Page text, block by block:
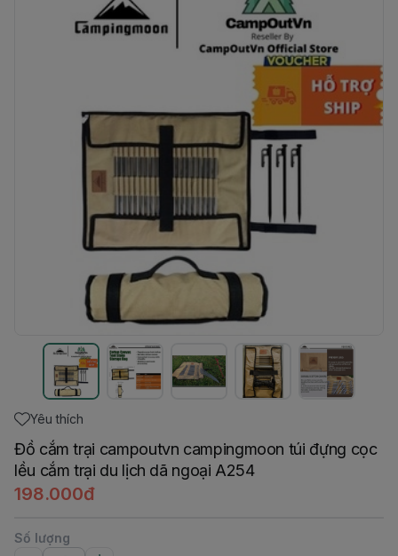
Yêu thích
Đồ cắm trại campoutvn campingmoon túi đựng cọc
lều cắm trại du lịch dã ngoại A254
198.000đ
Số lượng